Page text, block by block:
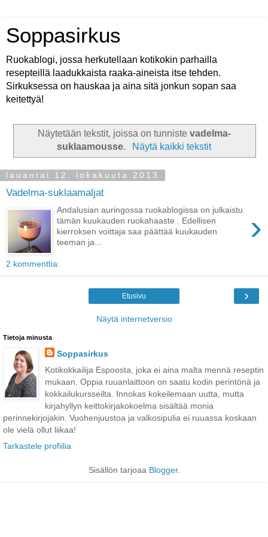
Soppasirkus
Ruokablogi, jossa herkutellaan kotikokin parhailla
resepteillä laadukkaista raaka-aineista itse tehden.
Sirkuksessa on hauskaa ja aina sitä jonkun sopan saa
keitettyä!
Näytetään tekstit, joissa on tunniste vadelma-
suklaamousse. Näytä kaikki tekstit
lauantai 12. lokakuuta 2013
Vadelma-suklaamaljat
›
Andalusian auringossa ruokablogissa on julkaistu
tämän kuukauden ruokahaaste . Edellisen
kierroksen voittaja saa päättää kuukauden
teeman ja...
2 kommenttia:
›
Etusivu
Näytä internetversio
Tietoja minusta
Soppasirkus
Kotikokkailija Espoosta, joka ei aina malta mennä reseptin
mukaan. Oppia ruuanlaittoon on saatu kodin perintönä ja
kokkailukursseilta. Innokas kokeilemaan uutta, mutta
kirjahyllyn keittokirjakokoelma sisältää monia
perinnekirjojakin. Vuohenjuustoa ja valkosipulia ei ruuassa koskaan
ole vielä ollut liikaa!
Tarkastele profiilia
Sisällön tarjoaa Blogger.